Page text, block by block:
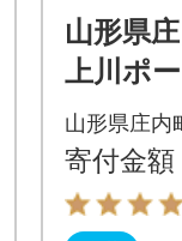
山形県
上川ポ
ロック
産 豚肉
山形県庄内
寄付金額